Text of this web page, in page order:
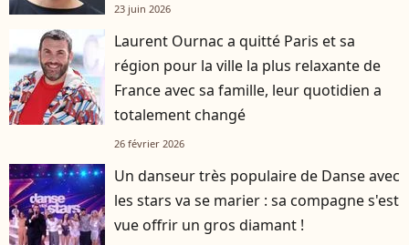
23 juin 2026
Laurent Ournac a quitté Paris et sa
région pour la ville la plus relaxante de
France avec sa famille, leur quotidien a
totalement changé
26 février 2026
Un danseur très populaire de Danse avec
les stars va se marier : sa compagne s'est
vue offrir un gros diamant !